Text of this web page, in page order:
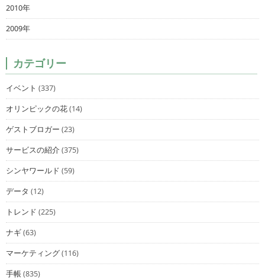
2010年
2009年
カテゴリー
イベント (337)
オリンピックの花(14)
ゲストブロガー (23)
サービスの紹介(375)
シンヤワールド (59)
データ (12)
トレンド (225)
ナギ(63)
マーケティング(116)
手帳(835)